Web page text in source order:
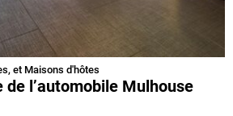
et Maisons d'hôtes
de l’automobile Mulhouse